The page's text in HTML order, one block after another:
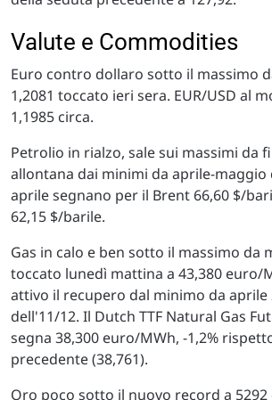
Valute e Commodities
Euro contro dollaro sotto il massimo
1,2081 toccato ieri sera. EUR/USD al
1,1985 circa.
Petrolio in rialzo, sale sui massimi da
allontana dai minimi da aprile-maggio
aprile segnano per il Brent 66,60 $/
62,15 $/barile.
Gas in calo e ben sotto il massimo da
toccato lunedì mattina a 43,380 euro/
attivo il recupero dal minimo da aprile
dell'11/12. Il Dutch TTF Natural Gas
segna 38,300 euro/MWh, -1,2%
precedente (38,761).
Oro poco sotto il nuovo record a